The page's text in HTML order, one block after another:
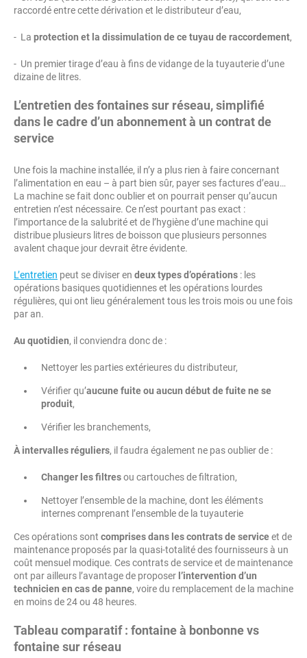
raccordé entre cette dérivation et le distributeur d’eau,
- La protection et la dissimulation de ce tuyau de raccordement,
- Un premier tirage d’eau à fins de vidange de la tuyauterie d’une
dizaine de litres.
L’entretien des fontaines sur réseau, simplifié
dans le cadre d’un abonnement à un contrat de
service
Une fois la machine installée, il n’y a plus rien à faire concernant
l’alimentation en eau – à part bien sûr, payer ses factures d’eau…
La machine se fait donc oublier et on pourrait penser qu’aucun
entretien n’est nécessaire. Ce n’est pourtant pas exact :
l’importance de la salubrité et de l’hygiène d’une machine qui
distribue plusieurs litres de boisson que plusieurs personnes
avalent chaque jour devrait être évidente.
L’entretien peut se diviser en deux types d’opérations : les
opérations basiques quotidiennes et les opérations lourdes
régulières, qui ont lieu généralement tous les trois mois ou une fois
par an.
Au quotidien, il conviendra donc de :
Nettoyer les parties extérieures du distributeur,
Vérifier qu’aucune fuite ou aucun début de fuite ne se
produit,
Vérifier les branchements,
À intervalles réguliers, il faudra également ne pas oublier de :
Changer les filtresou cartouches de filtration,
Nettoyer l’ensemble de la machine, dont les éléments
internes comprenant l’ensemble de la tuyauterie
Ces opérations sont comprises dans les contrats de serviceet de
maintenance proposés par la quasi-totalité des fournisseurs à un
coût mensuel modique. Ces contrats de service et de maintenance
ont par ailleurs l’avantage de proposer l’intervention d’un
technicien en cas de panne, voire du remplacement de la machine
en moins de 24 ou 48 heures.
Tableau comparatif : fontaine à bonbonne vs
fontaine sur réseau